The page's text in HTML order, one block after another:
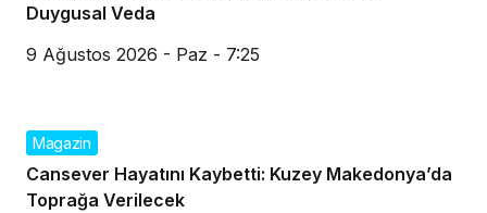
Duygusal Veda
9 Ağustos 2026 - Paz - 7:25
Magazin
Cansever Hayatını Kaybetti: Kuzey Makedonya’da
Toprağa Verilecek